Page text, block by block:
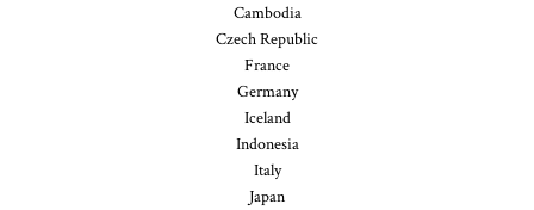
Cambodia
Czech Republic
France
Germany
Iceland
Indonesia
Italy
Japan